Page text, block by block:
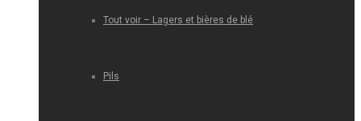
Tout voir – Lagers et bières de blé
Pils